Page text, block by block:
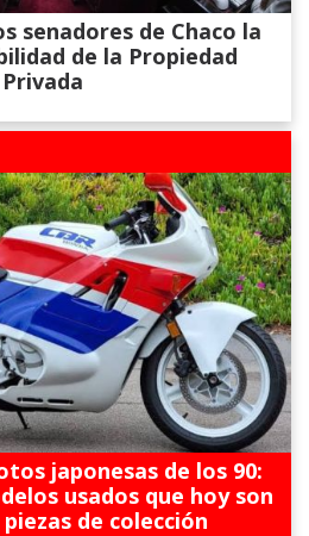
senadores de Chaco la
de la Propiedad
Privada
japonesas de los 90:
usados que hoy son
de colección